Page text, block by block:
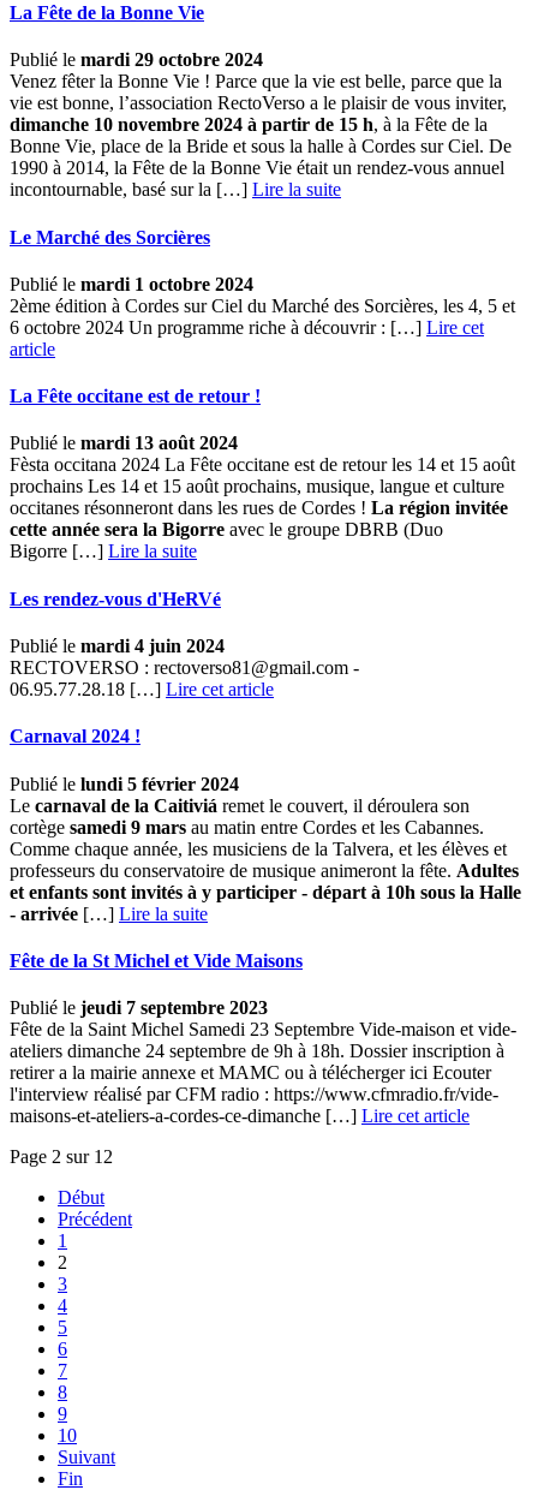
La Fête de la Bonne Vie
Publié le mardi 29 octobre 2024
Venez fêter la Bonne Vie ! Parce que la vie est belle, parce que la
vie est bonne, l’association RectoVerso a le plaisir de vous inviter,
dimanche 10 novembre 2024 à partir de 15 h, à la Fête de la
Bonne Vie, place de la Bride et sous la halle à Cordes sur Ciel. De
1990 à 2014, la Fête de la Bonne Vie était un rendez-vous annuel
incontournable, basé sur la […] ­ Lire la suite
Le Marché des Sorcières
Publié le mardi 1 octobre 2024
2ème édition à Cordes sur Ciel du Marché des Sorcières, les 4, 5 et
6 octobre 2024 Un programme riche à découvrir : […] Lire cet
article
La Fête occitane est de retour !
Publié le mardi 13 août 2024
Fèsta occitana 2024 La Fête occitane est de retour les 14 et 15 août
prochains Les 14 et 15 août prochains, musique, langue et culture
occitanes résonneront dans les rues de Cordes ! La région invitée
cette année sera la Bigorre avec le groupe DBRB (Duo
Bigorre […] ­ Lire la suite
Les rendez-vous d'HeRVé
Publié le mardi 4 juin 2024
RECTOVERSO : rectoverso81@gmail.com -
06.95.77.28.18 […] Lire cet article
Carnaval 2024 !
Publié le lundi 5 février 2024
Le carnaval de la Caitiviá remet le couvert, il déroulera son
cortège samedi 9 mars au matin entre Cordes et les Cabannes.
Comme chaque année, les musiciens de la Talvera, et les élèves et
professeurs du conservatoire de musique animeront la fête. Adultes
et enfants sont invités à y participer - départ à 10h sous la Halle
- arrivée […] ­ Lire la suite
Fête de la St Michel et Vide Maisons
Publié le jeudi 7 septembre 2023
Fête de la Saint Michel Samedi 23 Septembre Vide-maison et vide-
ateliers dimanche 24 septembre de 9h à 18h. Dossier inscription à
retirer a la mairie annexe et MAMC ou à télécherger ici Ecouter
l'interview réalisé par CFM radio : https://www.cfmradio.fr/vide-
maisons-et-ateliers-a-cordes-ce-dimanche […] Lire cet article
Page 2 sur 12
Début
Précédent
1
2
3
4
5
6
7
8
9
10
Suivant
Fin